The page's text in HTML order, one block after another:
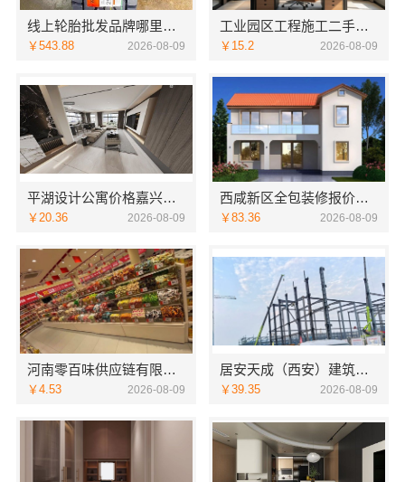
线上轮胎批发品牌哪里买选湖北省腾冠畅实业贸易有限公司
￥543.88 2026-08-09
工业园区工程施工二手房全包，苏州兔哥哥智装新材料有限公司一站式服务
￥15.2 2026-08-09
平湖设计公寓价格嘉兴家美建材科技有限公司个性化全案设计
￥20.36 2026-08-09
西咸新区全包装修报价，中蓝建投（北京）建设有限公司武功分公司
￥83.36 2026-08-09
河南零百味供应链有限公司：轻投入硬折扣零食铺低风险经营
￥4.53 2026-08-09
居安天成（西安）建筑工程有限责任公司，西安未央区一站式家装设计刚需房售后完善
￥39.35 2026-08-09